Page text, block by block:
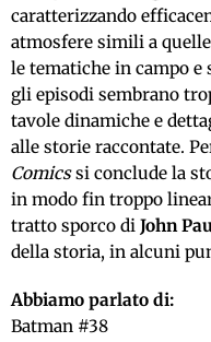
caratterizzando
atmosfere simili a
le tematiche in campo e
gli episodi sembrano
tavole dinamiche e
alle storie raccontate.
Comicssi conclude la
in modo fin troppo
tratto sporco di John
della storia, in alcuni
Abbiamo parlato di:
Batman #38